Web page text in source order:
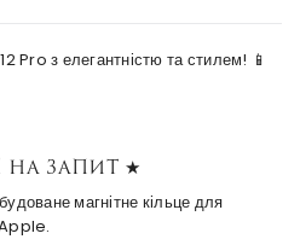
Pro з елегантністю та стилем! 📱
на запит ★
магнітне кільце для